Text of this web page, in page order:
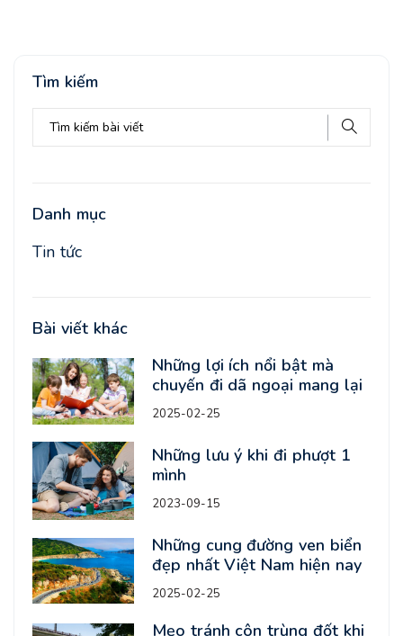
Tìm kiếm
Danh mục
Tin tức
Bài viết khác
Những lợi ích nổi bật mà
chuyến đi dã ngoại mang lại
2025-02-25
Những lưu ý khi đi phượt 1
mình
2023-09-15
Những cung đường ven biển
đẹp nhất Việt Nam hiện nay
2025-02-25
Mẹo tránh côn trùng đốt khi